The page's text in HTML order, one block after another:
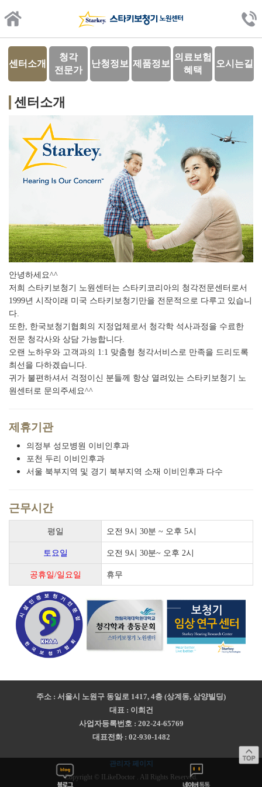
센터 소개
청각
전문가
난청정보 제품정보
의료 보험
혜택
오시는길
센터소개
안녕하세요^^
저희 스타키보청기 노원센터는 스타키코리아의 청각전문센터로서
1999년 시작이래 미국 스타키보청기만을 전문적으로 다루고 있습니
다.
또한, 한국보청기협회의 지정업체로서 청각학 석사과정을 수료한
전문 청각사와 상담 가능합니다.
오랜 노하우와 고객과의 1:1 맞춤형 청각서비스로 만족을 드리도록
최선을 다하겠습니다.
귀가 불편하셔서 걱정이신 분들께 항상 열려있는 스타키보청기 노
원센터로 문의주세요^^
제휴기관
의정부 성모병원 이비인후과
포천 두리 이비인후과
서울 북부지역 및 경기 북부지역 소재 이비인후과 다수
근무시간
평일 오전 9시 30분 ~ 오후 5시
토요일 오전 9시 30분~ 오후 2시
공휴일/일요일 휴무
주소 : 서울시 노원구 동일로 1417, 4층 (상계동, 삼양빌딩)
대표 : 이희건
사업자등록번호 : 202-24-65769
대표전화 : 02-930-1482
관리자 페이지
Copyright © ILikeDoctor . All Rights Reserved.